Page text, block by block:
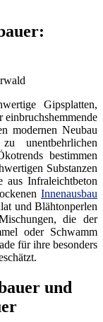
Gipsplatten,
einbruchshemmende
modernen Neubau
unentbehrlichen
bestimmen
Substanzen
aus Infraleichtbeton
Innenausbau
und Blähtonperlen
die der
oder Schwamm
für ihre besonders
und